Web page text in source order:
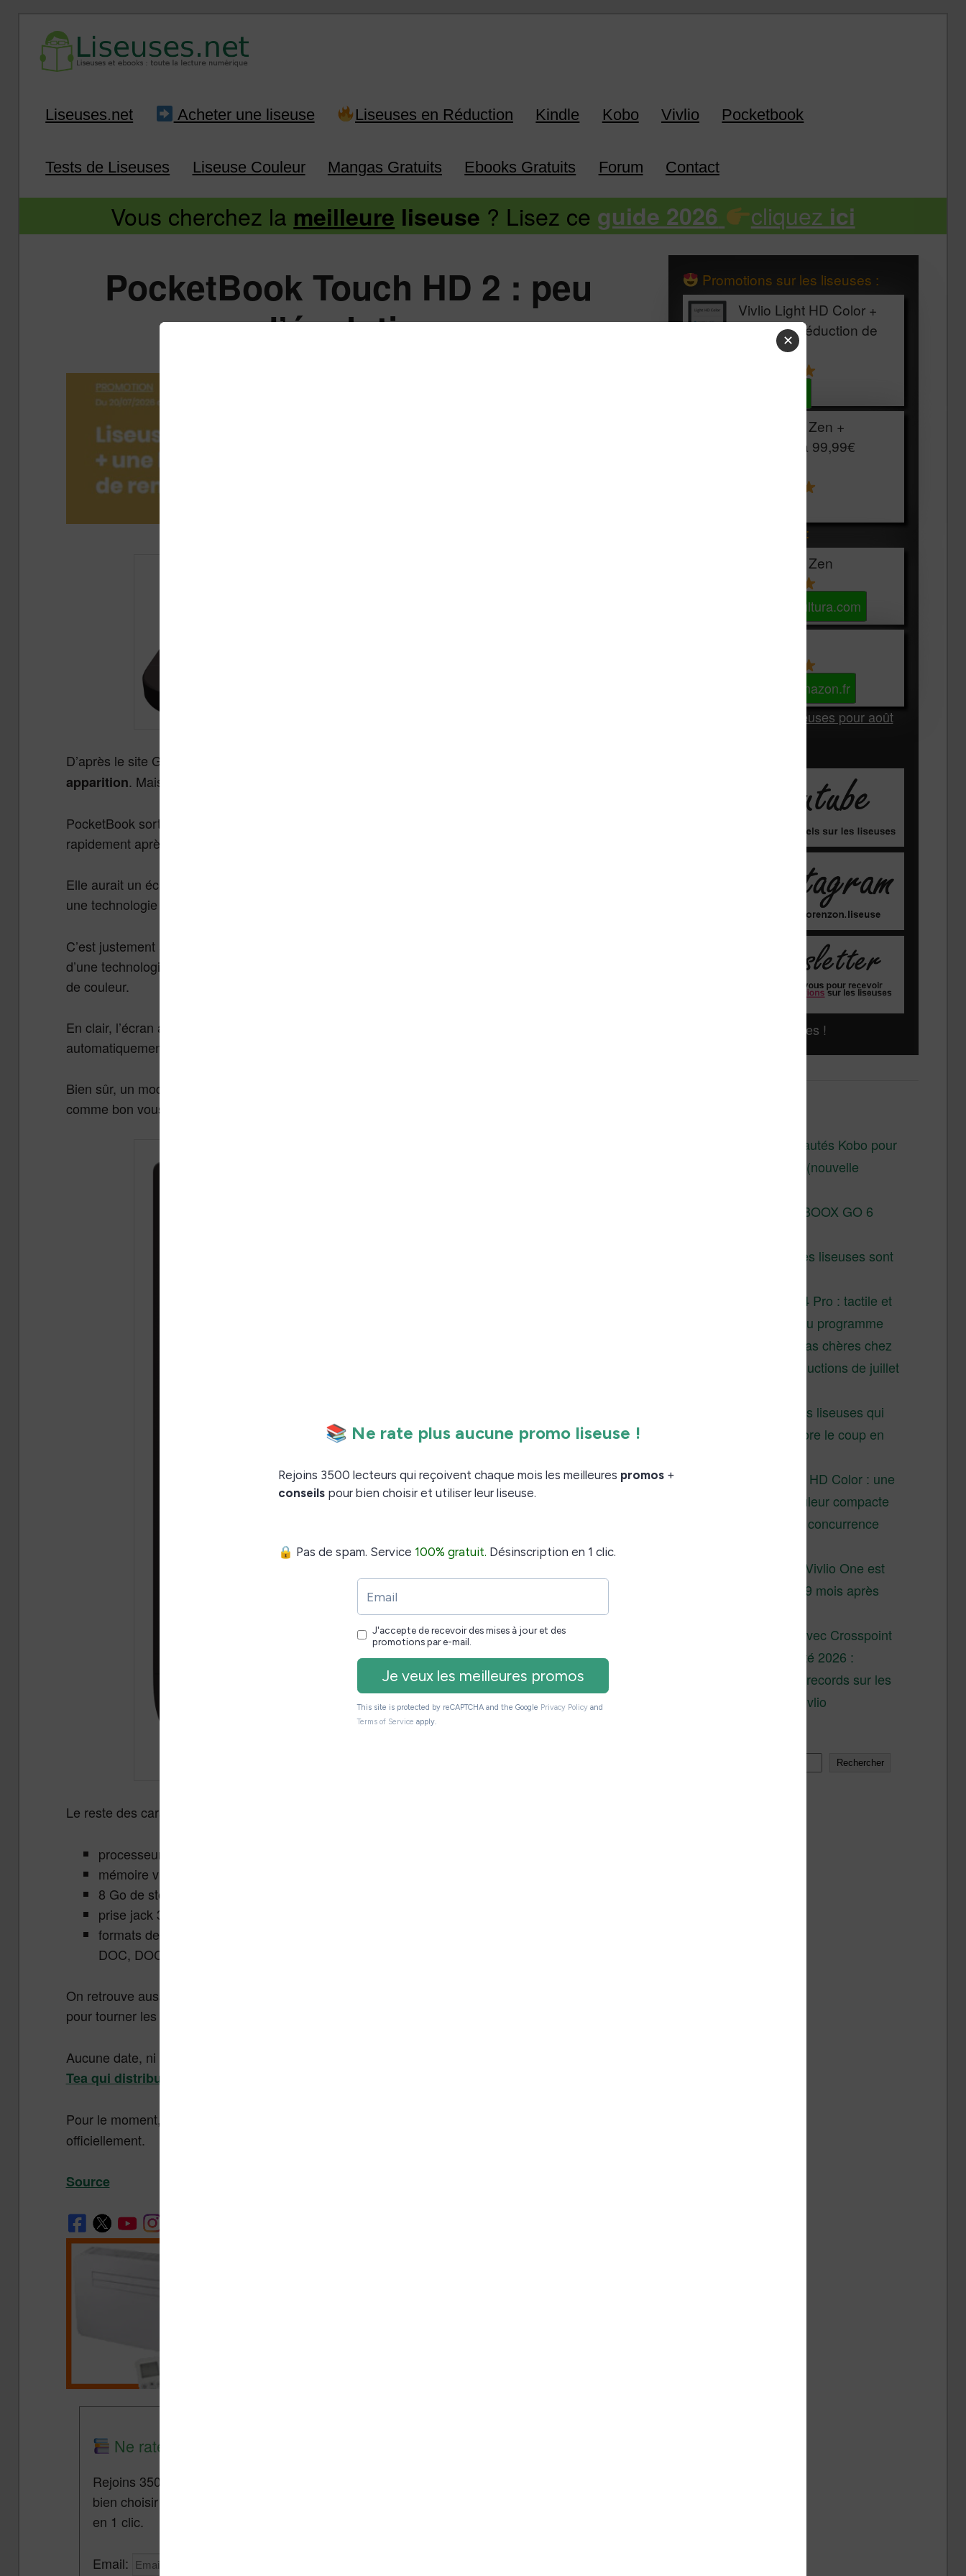
Infos sur les liseuses Kindle, Kobo, Vivlio, Pocketbook
Liseuses.net Acheter une liseuse Liseuses en Réduction Kindle Kobo Vivlio Pocketbook
Tests de Liseuses Liseuse Couleur Mangas Gratuits Ebooks Gratuits Forum Contact
Vous cherchez la meilleure liseuse ? Lisez ce guide 2026 cliquez ici
PocketBook Touch HD 2 : peu
d’évolution
D’après le site GoodEReader,
apparition. Mais, peu d’évolutions seraient à l’ordre du jour.
PocketBook sort de nombreuses liseuses et cette PocketBook Touch HD 2 viendrait donc
rapidement après la première.
Elle aurait un écran de 6 pouces doté d’une belle résolution de 1440 x 1080 pixels (300 PPI) avec
une technologie E Ink Carta. L’écran serait tactile avec un éclairage.
C’est justement au niveau de cet éclairage que le changement aurait lieu puisqu’il serait dotée
d’une technologie appelée SmartLight qui permettrait l’ajustement automatique de la température
de couleur.
En clair, l’écran aura une teinte jaune/orange plus ou moins prononcée de façon à
automatiquement choisir la couleur qui vous fatiguera le moins les yeux.
Bien sûr, un mode manuel sera aussi disponible pour vous permettre d’ajuster ce paramètre
comme bon vous semble.
Le reste des caractéristiques seraient semblable à la
processeur 1 Ghz
mémoire vive (RAM) de 512 Mo
8 Go de stockage
prise jack 3,5mm pour écouter des MP3 et bénéficier de la fonction text-to-speech
formats de fichiers supportés : PDF, PDF(DRM), EPUB, EPUB(DRM), DJVU, FB2, FB2.ZIP,
DOC, DOCX, RTF, PRC, TXT, CHM, HTM, HTML, MOBI et ACSM.
On retrouve aussi le design de la Touch HD avec des boutons physiques qui seront bien pratiques
pour tourner les pages des livres numériques sans avoir à appuyer sur l’écran tactile.
Aucune date, ni prix, n’est annoncé pour le moment. En France, il faut s’attendre à ce que cela soit
Tea qui distribue cette liseuse
Pour le moment, il ne s’agit que d’
officiellement.
Source
Ne rate plus aucune promo liseuse !
Rejoins 3500 lecteurs qui reçoivent chaque mois les meilleures promos + conseils pour
bien choisir et utiliser leur liseuse.
en 1 clic.
Email:
Promotions sur les liseuses :
Vivlio Light HD Color +
HOUSSE réduction de
Vivlio Light Zen +
HOUSSE à 99,99€
Les accessibles :
Vivlio Light Zen
Voir sur Cultura.com
Voir sur Amazon.fr
Les Meilleures liseuses pour août
Liseuses pas chères !
Les nouveautés Kobo pour
la fin 2026 (nouvelle
Test de la BOOX GO 6
Pourquoi les liseuses sont
XTEINK X4 Pro : tactile et
éclairage au programme
Liseuses pas chères chez
Vivlio – réductions de juillet
3 anciennes liseuses qui
valent encore le coup en
Vivlio Light HD Color : une
liseuse couleur compacte
à prix défiant toute concurrence
La liseuse Vivlio One est
un succès 9 mois après
XTEINK X4 : test avec Crosspoint
Soldes d’été 2026 :
réductions records sur les
liseuses Kobo et Vivlio
Rechercher
✕